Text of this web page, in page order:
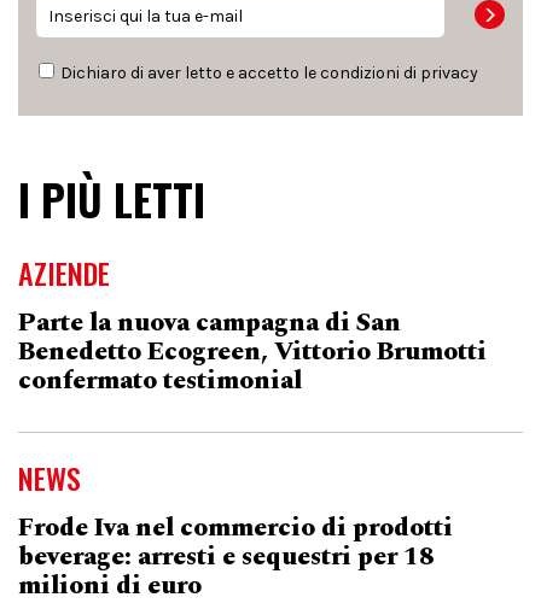
Dichiaro di aver letto e accetto le condizioni di privacy
I PIÙ LETTI
AZIENDE
Parte la nuova campagna di San
Benedetto Ecogreen, Vittorio Brumotti
confermato testimonial
NEWS
Frode Iva nel commercio di prodotti
beverage: arresti e sequestri per 18
milioni di euro